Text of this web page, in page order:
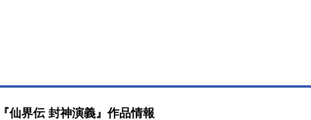
『仙界伝 封神演義』作品情報